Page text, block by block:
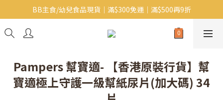
Baby J 意大利有機無麩質動物通粉 清貨平賣中!!
BB主食/幼兒食品現貨｜滿$300免運｜滿$500再9折
Baby J 有機蝴蝶麵熱賣中!
Pampers 幫寶適- 【香港原裝行貨】幫
寶適極上守護一級幫紙尿片(加大碼) 34